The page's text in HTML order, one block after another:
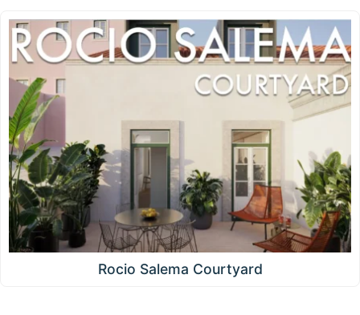
Rocio Salema Courtyard